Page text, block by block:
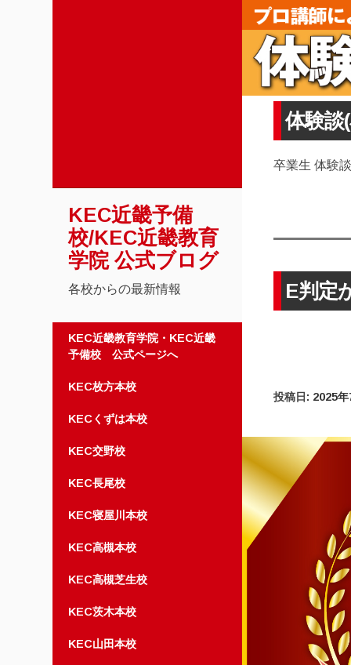
KEC近畿予備
校/KEC近畿教育
学院 公式ブログ
各校からの最新情報
コンテンツへスキップ
KEC近畿教育学院・KEC近畿
予備校 公式ページへ
KEC枚方本校
KECくずは本校
KEC交野校
KEC長尾校
KEC寝屋川本校
KEC高槻本校
KEC高槻芝生校
KEC茨木本校
KEC山田本校
体験談
卒業生 体験
E判定
投稿日: 2025